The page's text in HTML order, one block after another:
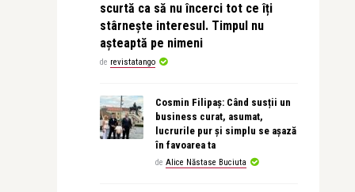
scurtă ca să nu încerci tot ce îți
stârnește interesul. Timpul nu
așteaptă pe nimeni
de revistatango
Cosmin Filipaș: Când susții un
business curat, asumat,
lucrurile pur și simplu se așază
în favoarea ta
de Alice Năstase Buciuta